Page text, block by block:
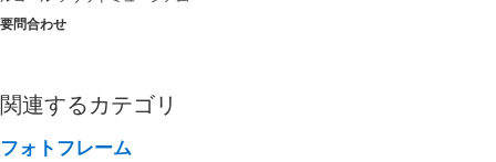
要問合わせ
関連するカテゴリ
フォトフレーム